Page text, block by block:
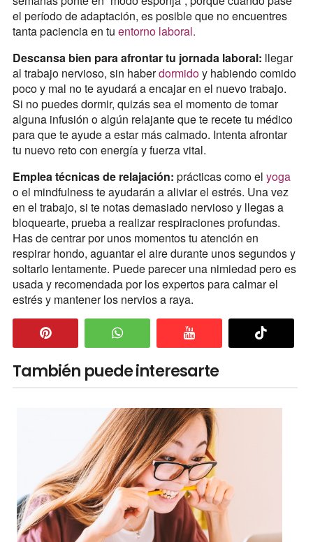
el período de adaptación, es posible que no encuentres
tanta paciencia en tu entorno laboral.
Descansa bien para afrontar tu jornada laboral: llegar
al trabajo nervioso, sin haberdormidoy habiendo comido
poco y mal no te ayudará a encajar en el nuevo trabajo.
Si no puedes dormir, quizás sea el momento de tomar
alguna infusión o algún relajante que te recete tu médico
para que te ayude a estar más calmado. Intenta afrontar
tu nuevo reto con energía y fuerza vital.
Emplea técnicas de relajación: prácticas como el yoga
o el mindfulness te ayudarán a aliviar el estrés. Una vez
en el trabajo, si te notas demasiado nervioso y llegas a
bloquearte, prueba a realizar respiraciones profundas.
Has de centrar por unos momentos tu atención en
respirar hondo, aguantar el aire durante unos segundos y
soltarlo lentamente. Puede parecer una nimiedad pero es
usada y recomendada por los expertos para calmar el
estrés y mantener los nervios a raya.
También puede interesarte